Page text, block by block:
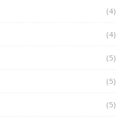
(4)
(4)
(5)
(5)
(5)